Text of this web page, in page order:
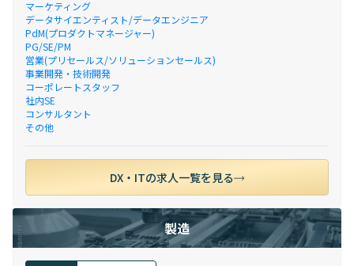
マーケティング
データサイエンティスト/データエンジニア
PdM(プロダクトマネージャー)
PG/SE/PM
営業(プリセールス/ソリューションセールス)
事業開発・技術開発
コーポレートスタッフ
社内SE
コンサルタント
その他
DX・ITの求人一覧を見る
製造